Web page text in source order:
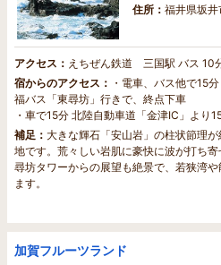
住所： 福井県坂
アクセス： えちぜん鉄道 三国駅 バス 10
宿からのアクセス： ・電車、バス他で15
福バス「東尋坊」行きで、終点下車
・車で15分 北陸自動車道「金津IC」より
補足： 大きな輝石「安山岩」の柱状節理
地です。荒々しい岩肌に豪快に波が打ち
尋坊タワーからの展望も絶景で、若狭湾
ます。
加賀フルーツランド